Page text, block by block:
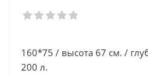
160*75 / высота 67 см. /
200 л.